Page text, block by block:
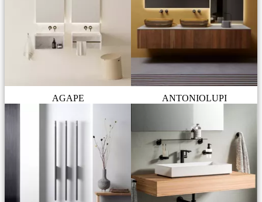
AGAPE ANTONIOLUPI